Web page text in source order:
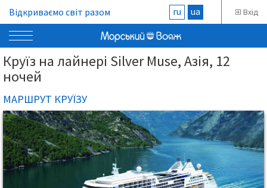
Відкриваємо світ разом ru ua Вхід
Круїз на лайнері Silver Muse, Азія, 12
ночей
МАРШРУТ КРУЇЗУ